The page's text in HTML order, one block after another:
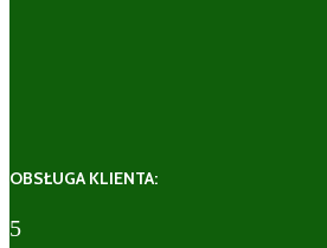
OBSŁUGA KLIENTA:
5